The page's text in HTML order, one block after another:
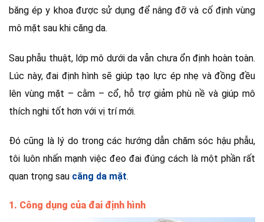
băng ép y khoa được sử dụng để nâng đỡ và cố định vùng
mô mặt sau khi căng da.
Sau phẫu thuật, lớp mô dưới da vẫn chưa ổn định hoàn toàn.
Lúc này, đai định hình sẽ giúp tạo lực ép nhẹ và đồng đều
lên vùng mặt – cằm – cổ, hỗ trợ giảm phù nề và giúp mô
thích nghi tốt hơn với vị trí mới.
Đó cũng là lý do trong các hướng dẫn chăm sóc hậu phẫu,
tôi luôn nhấn mạnh việc đeo đai đúng cách là một phần rất
quan trọng sau căng da mặt.
1. Công dụng của đai định hình